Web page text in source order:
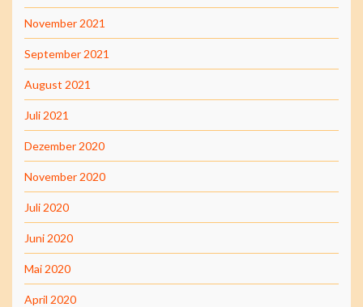
November 2021
September 2021
August 2021
Juli 2021
Dezember 2020
November 2020
Juli 2020
Juni 2020
Mai 2020
April 2020